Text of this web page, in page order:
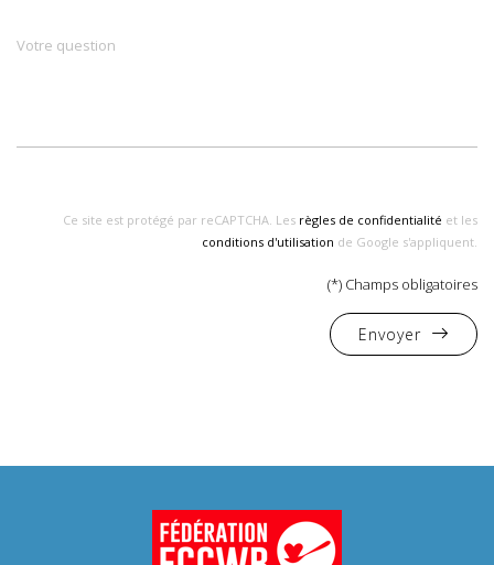
Votre question
Ce site est protégé par reCAPTCHA. Les règles de confidentialité et les
conditions d'utilisation de Google s'appliquent.
(*) Champs obligatoires
Envoyer